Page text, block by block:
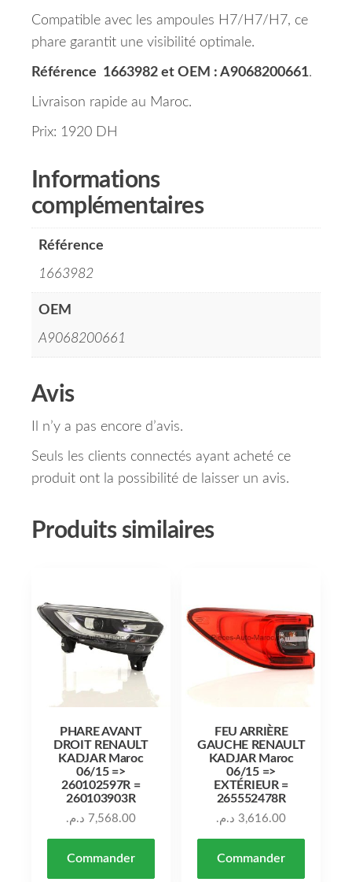
Compatible avec les ampoules H7/H7/H7, ce
phare garantit une visibilité optimale.
Référence 1663982 et OEM : A9068200661.
Livraison rapide au Maroc.
Prix: 1920 DH
Informations
complémentaires
Référence
1663982
OEM
A9068200661
Avis
Il n’y a pas encore d’avis.
Seuls les clients connectés ayant acheté ce
produit ont la possibilité de laisser un avis.
Produits similaires
PHARE AVANT
DROIT RENAULT
KADJAR Maroc
06/15 =>
260102597R =
260103903R
7,568.00 د.م.
Commander
FEU ARRIÈRE
GAUCHE RENAULT
KADJAR Maroc
06/15 =>
EXTÉRIEUR =
265552478R
3,616.00 د.م.
Commander